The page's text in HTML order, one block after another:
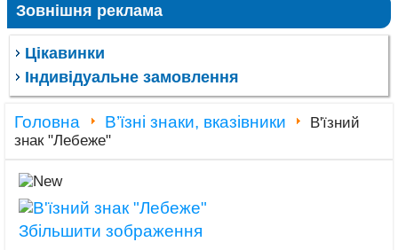
Зовнішня реклама
Цікавинки
Індивідуальне замовлення
Головна В’їзні знаки, вказівники
В'їзний
знак "Лебеже"
Збільшити зображення